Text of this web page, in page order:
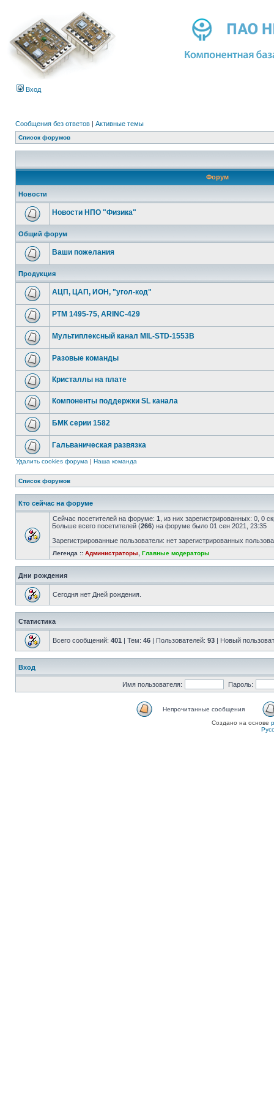
Вход
Сообщения без ответов | Активные темы
Список форумов
Форум
Новости
Новости НПО "Физика"
Общий форум
Ваши пожелания
Продукция
АЦП, ЦАП, ИОН, "угол-код"
РТМ 1495-75, ARINC-429
Мультиплексный канал MIL-STD-1553B
Разовые команды
Кристаллы на плате
Компоненты поддержки SL канала
БМК серии 1582
Гальваническая развязка
Удалить cookies форума | Наша команда
Список форумов
Кто сейчас на форуме
Сейчас посетителей на форуме: 1 , из них зарегистрированных: 0, 0
Больше всего посетителей (266) на форуме было 01 сен 2021, 23:35
Зарегистрированные пользователи: нет зарегистрированных
Легенда :: Администраторы Главные модераторы
Дни рождения
Сегодня нет Дней рождения.
Статистика
Всего сообщений: 401 | Тем: 46 | Пользователей: 93 | Новый
Вход
Имя пользователя: Пароль:
Непрочитанные сообщения
Создано на основе